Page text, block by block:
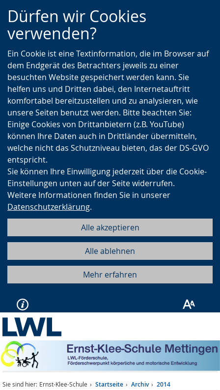
Zur
Hauptnavigation
Zur
Seitennavigation
Zum
Inhalt
Dürfen wir Cookies
verwenden?
Ein Cookie ist eine Textinformation, die im Browser auf
dem Endgerät des Betrachters jeweils zu einer
besuchten Website gespeichert werden kann. Sie
helfen uns und Dritten dabei, den Internetauftritt
komfortabel bereitzustellen und zu analysieren, wie
unsere Seiten benutzt werden. Bitte beachten Sie:
Einige Cookies von Drittanbietern (z.B. YouTube)
können Ihre Daten auch in Drittländer übermitteln,
welche nicht das Schutzniveau bieten, das der DS-GVO
entspricht.
Sie können Ihre Einwilligung jederzeit über die Cookie-
Einstellungen unten auf der Seite widerrufen.
Weitere Informationen finden Sie in unserer
Datenschutzerklärung.
Alle akzeptieren
Alle ablehnen
Mehr erfahren
Sie sind hier: Ernst-Klee-Schule Startseite Archiv 2014